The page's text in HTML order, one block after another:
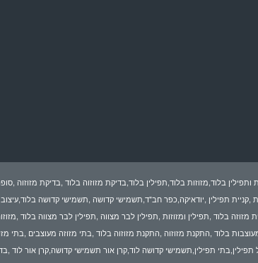
בלוד,מזוזות בלוד,תפילין בלוד,בדיקת מזוזוה בלוד ,בדיקת מזוזוה
,קניית תפילין ,יודאיקה,כפר חב"ד,תשמישי קדושה ,תשמישי קדושה
מזוזה בלוד ,תפילין ומזוזות ,תפילין לבר מצווה ,תפילין לבר מצווה בלוד
בלוד ,התקנת מזוזוה ,התקנת מזוזוה בלוד ,בתי מזוזה מעוצבים ,בתי